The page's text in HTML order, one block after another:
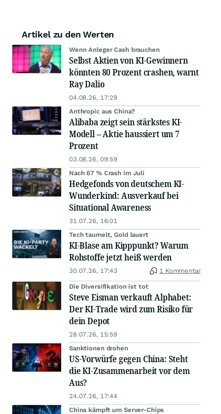
Artikel zu den Werten
Wenn Anleger Cash brauchen
Selbst Aktien von KI-Gewinnern
könnten 80 Prozent crashen, warnt
Ray Dalio
04.08.26, 17:29
Anthropic aus China?
Alibaba zeigt sein stärkstes KI-
Modell – Aktie haussiert um 7
Prozent
03.08.26, 09:59
Nach 67 % Crash im Juli
Hedgefonds von deutschem KI-
Wunderkind: Ausverkauf bei
Situational Awareness
31.07.26, 16:01
Tech taumelt, Gold lauert
KI-Blase am Kipppunkt? Warum
Rohstoffe jetzt heiß werden
30.07.26, 17:43 1 Kommentar
Die Diversifikation ist tot
Steve Eisman verkauft Alphabet:
Der KI-Trade wird zum Risiko für
dein Depot
28.07.26, 15:59
Sanktionen drohen
US-Vorwürfe gegen China: Steht
die KI-Zusammenarbeit vor dem
Aus?
24.07.26, 17:44
China kämpft um Server-Chips